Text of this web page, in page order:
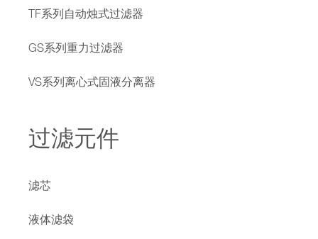
TF系列自动烛式过滤器
GS系列重力过滤器
VS系列离心式固液分离器
过滤元件
滤芯
液体滤袋